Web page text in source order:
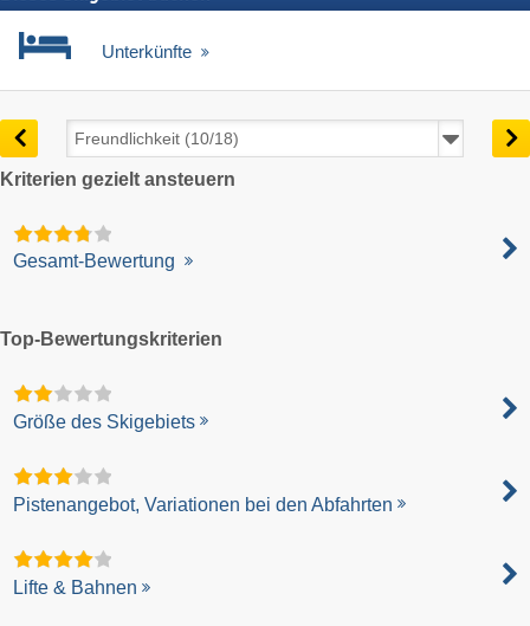
Unterkünfte
Kriterien gezielt ansteuern
Gesamt-Bewertung
Top-Bewertungskriterien
Größe des Skigebiets
Pistenangebot, Variationen bei den Abfahrten
Lifte & Bahnen